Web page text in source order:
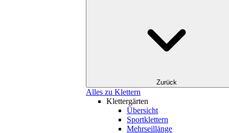
Zurück
Alles zu Klettern
Klettergärten
Übersicht
Sportklettern
Mehrseillänge